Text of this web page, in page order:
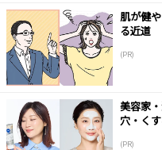
肌が健
る近道
(PR)
美容家
穴・く
(PR)